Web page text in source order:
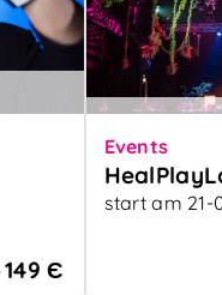
149 Є
Events
start am 21-